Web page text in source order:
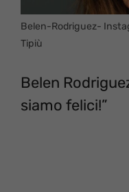
Belen-Rodriguez-
Tipiù
Belen
siamo felici!”